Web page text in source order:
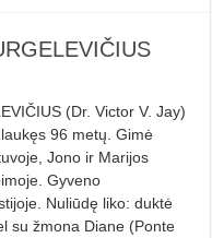
(Dr. Victor V. Jay)
96 metų. Gimė
Jono ir Marijos
Gyveno
Nuliūdę liko: duktė
su žmona Diane (Ponte